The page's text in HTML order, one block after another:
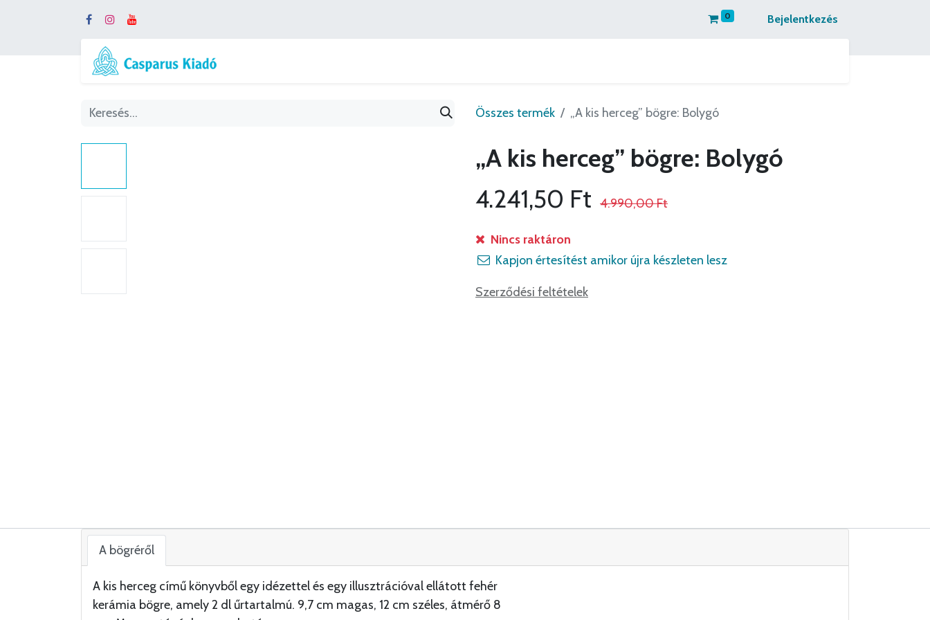
0 Bejelentkezés
Összes termék „A kis herceg” bögre: Bolygó
„A kis herceg” bögre: Bolygó
4.241,50 Ft 4.990,00Ft
Nincs raktáron
Kapjon értesítést amikor újra készleten lesz
Szerződési feltételek
A bögréről
A kis herceg című könyvből egy idézettel és egy illusztrációval ellátott fehér
kerámia bögre, amely 2 dl űrtartalmú. 9,7 cm magas, 12 cm széles, átmérő 8